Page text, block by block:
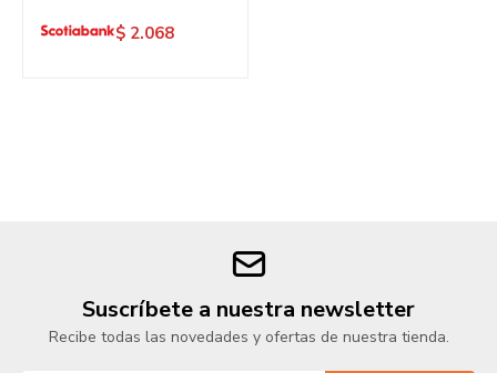
$ 2.068
Suscríbete a nuestra newsletter
Recibe todas las novedades y ofertas de nuestra tienda.